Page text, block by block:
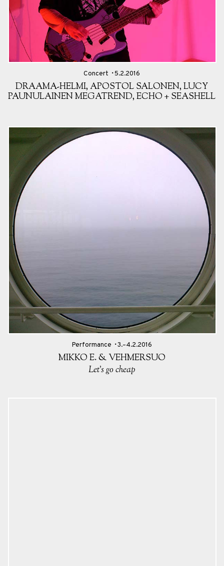
Concert 5.2.2016
DRAAMA-HELMI, APOSTOL SALONEN, LUCY
PAUNULAINEN MEGATREND, ECHO + SEASHELL
Performance 3.–4.2.2016
MIKKO E. & VEHMERSUO
Let’s go cheap